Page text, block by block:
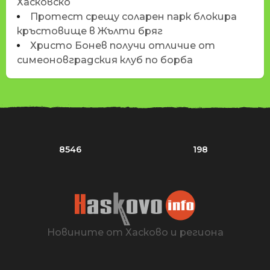
Протест срещу соларен парк блокира
кръстовище в Жълти бряг
Христо Бонев получи отличие от
симеоновградския клуб по борба
8546 198
Новините от Хасково и региона